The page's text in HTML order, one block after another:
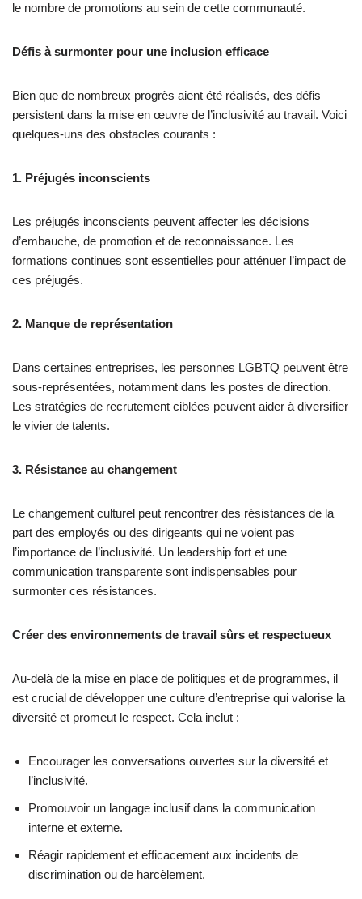
le nombre de promotions au sein de cette communauté.
Défis à surmonter pour une inclusion efficace
Bien que de nombreux progrès aient été réalisés, des défis
persistent dans la mise en œuvre de l’inclusivité au travail. Voici
quelques-uns des obstacles courants :
1. Préjugés inconscients
Les préjugés inconscients peuvent affecter les décisions
d’embauche, de promotion et de reconnaissance. Les
formations continues sont essentielles pour atténuer l’impact de
ces préjugés.
2. Manque de représentation
Dans certaines entreprises, les personnes LGBTQ peuvent être
sous-représentées, notamment dans les postes de direction.
Les stratégies de recrutement ciblées peuvent aider à diversifier
le vivier de talents.
3. Résistance au changement
Le changement culturel peut rencontrer des résistances de la
part des employés ou des dirigeants qui ne voient pas
l’importance de l’inclusivité. Un leadership fort et une
communication transparente sont indispensables pour
surmonter ces résistances.
Créer des environnements de travail sûrs et respectueux
Au-delà de la mise en place de politiques et de programmes, il
est crucial de développer une culture d’entreprise qui valorise la
diversité et promeut le respect. Cela inclut :
Encourager les conversations ouvertes sur la diversité et
l’inclusivité.
Promouvoir un langage inclusif dans la communication
interne et externe.
Réagir rapidement et efficacement aux incidents de
discrimination ou de harcèlement.